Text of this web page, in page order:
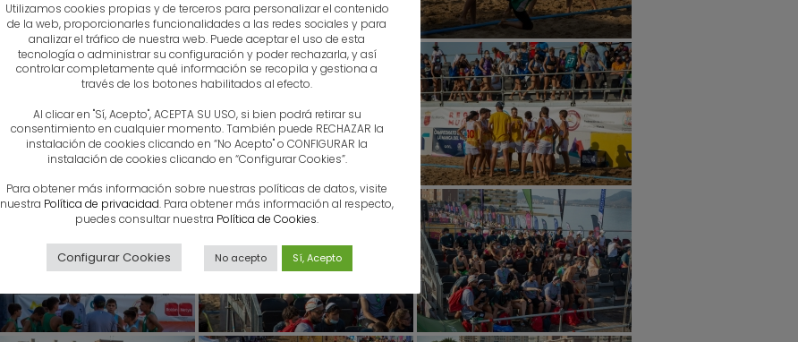
Utilizamos cookies propias y de terceros para personalizar el contenido
de la web, proporcionarles funcionalidades a las redes sociales y para
analizar el tráfico de nuestra web. Puede aceptar el uso de esta
tecnología o administrar su configuración y poder rechazarla, y así
controlar completamente qué información se recopila y gestiona a
través de los botones habilitados al efecto.
Al clicar en "Sí, Acepto", ACEPTA SU USO, si bien podrá retirar su
consentimiento en cualquier momento. También puede RECHAZAR la
instalación de cookies clicando en “No Acepto" o CONFIGURAR la
instalación de cookies clicando en “Configurar Cookies”.
Para obtener más información sobre nuestras políticas de datos, visite
nuestra Política de privacidad. Para obtener más información al respecto,
puedes consultar nuestra Política de Cookies.
Configurar Cookies No acepto Sí, Acepto